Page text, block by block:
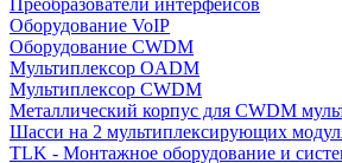
Преобразователи интерфейсов
Оборудование VoIP
Оборудование CWDM
Мультиплекcор OADM
Мультиплексор CWDM
Металлический корпус для CWDM
Шасси на 2 мультиплексирующих
TLK - Монтажное оборудование и